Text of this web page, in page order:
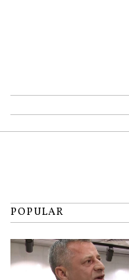
POPULAR